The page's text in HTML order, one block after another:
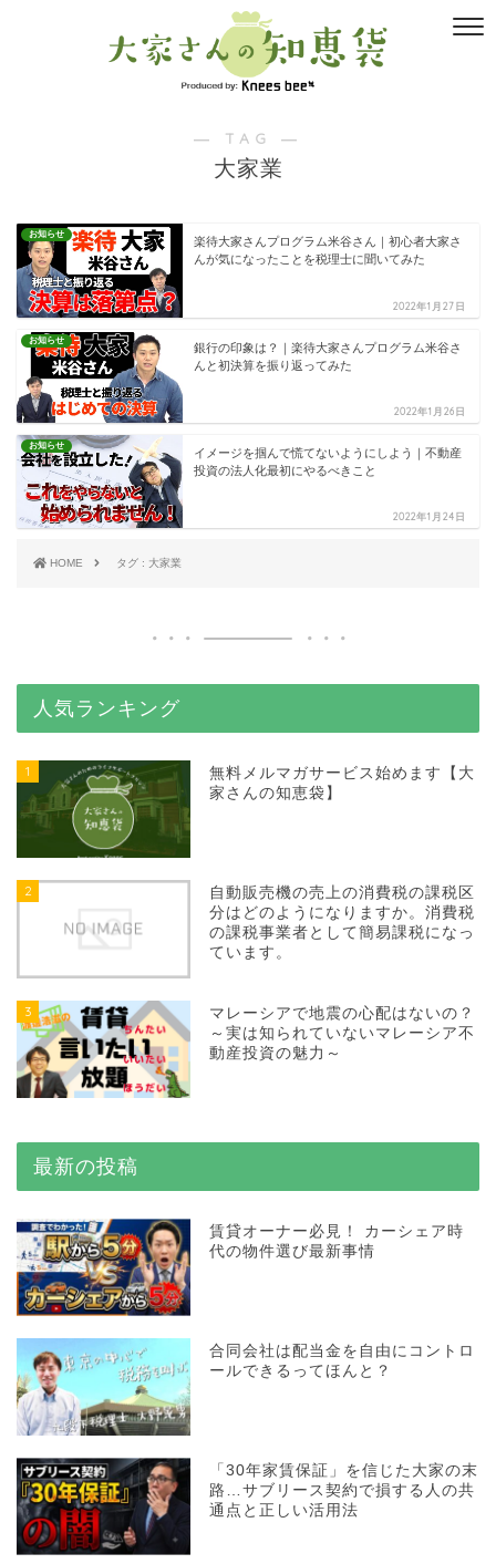
― TAG ―
大家業
お知らせ
楽待大家さんプログラム米谷さん｜初心者大家さ
んが気になったことを税理士に聞いてみた
2022年1月27日
お知らせ
銀行の印象は？｜楽待大家さんプログラム米谷さ
んと初決算を振り返ってみた
2022年1月26日
お知らせ
イメージを掴んで慌てないようにしよう｜不動産
投資の法人化最初にやるべきこと
2022年1月24日
HOME タグ : 大家業
人気ランキング
1
無料メルマガサービス始めます【大
家さんの知恵袋】
2
自動販売機の売上の消費税の課税区
分はどのようになりますか。消費税
の課税事業者として簡易課税になっ
ています。
3
マレーシアで地震の心配はないの？
～実は知られていないマレーシア不
動産投資の魅力～
最新の投稿
賃貸オーナー必見！ カーシェア時
代の物件選び最新事情
合同会社は配当金を自由にコントロ
ールできるってほんと？
「30年家賃保証」を信じた大家の末
路…サブリース契約で損する人の共
通点と正しい活用法